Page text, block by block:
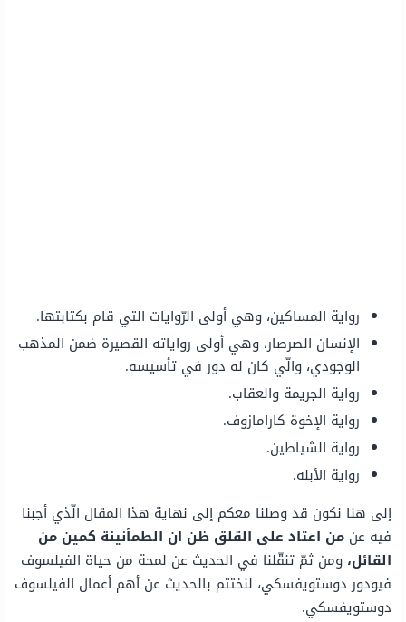
رواية المساكين، وهي أولى الرّوايات التي قام بكتابتها.
الإنسان الصرصار، وهي أولى رواياته القصيرة ضمن المذهب
الوجودي، والّي كان له دور في تأسيسه.
رواية الجريمة والعقاب.
رواية الإخوة كارامازوف.
رواية الشياطين.
رواية الأبله.
إلى هنا نكون قد وصلنا معكم إلى نهاية هذا المقال الّذي أجبنا
فيه عن من اعتاد على القلق ظن ان الطمأنينة كمين من
القائل، ومن ثمّ تنقّلنا في الحديث عن لمحة من حياة الفيلسوف
فيودور دوستويفسكي، لنختتم بالحديث عن أهم أعمال الفيلسوف
دوستويفسكي.